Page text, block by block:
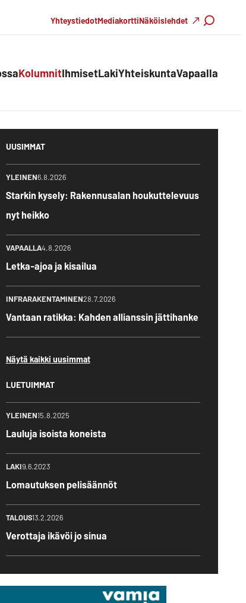
YhteystiedotMediakorttiNäköislehdet
Haku
KolumnitIhmisetLakiYhteiskuntaVapaalla
UUSIMMAT
YLEINEN6.8.2026
Starkin kysely: Rakennusalan houkuttelevuus
nyt heikko
VAPAALLA4.8.2026
Letka-ajoa ja kisailua
INFRARAKENTAMINEN28.7.2026
Vantaan ratikka: Kahden allianssin jättihanke
Näytä kaikki uusimmat
LUETUIMMAT
YLEINEN15.8.2025
Lauluja isoista koneista
LAKI9.6.2023
Lomautuksen pelisäännöt
TALOUS13.2.2026
Verottaja ikävöi jo sinua